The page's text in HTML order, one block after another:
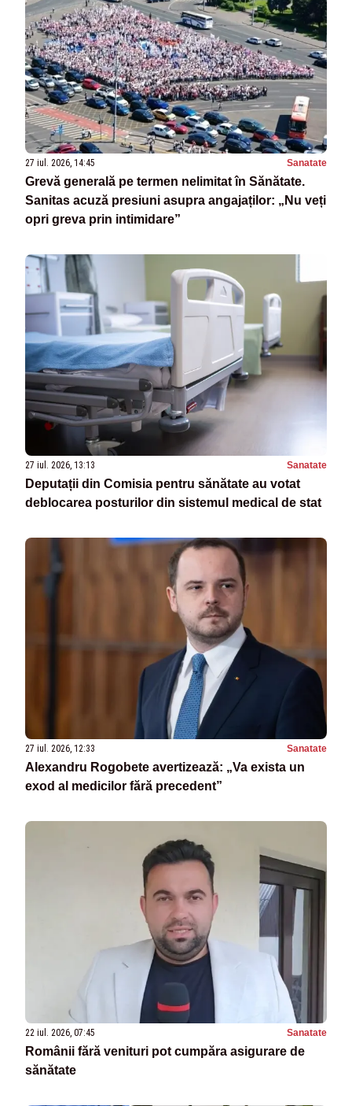
27 iul. 2026, 14:45 Sanatate
Grevă generală pe termen nelimitat în Sănătate.
Sanitas acuză presiuni asupra angajaților: „Nu veți
opri greva prin intimidare”
27 iul. 2026, 13:13 Sanatate
Deputații din Comisia pentru sănătate au votat
deblocarea posturilor din sistemul medical de stat
27 iul. 2026, 12:33 Sanatate
Alexandru Rogobete avertizează: „Va exista un
exod al medicilor fără precedent”
22 iul. 2026, 07:45 Sanatate
Românii fără venituri pot cumpăra asigurare de
sănătate